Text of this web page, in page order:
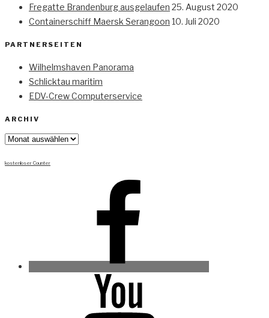
Fregatte Brandenburg ausgelaufen 25. August 2020
Containerschiff Maersk Serangoon 10. Juli 2020
PARTNERSEITEN
Wilhelmshaven Panorama
Schlicktau maritim
EDV-Crew Computerservice
ARCHIV
Archiv
kostenloser Counter